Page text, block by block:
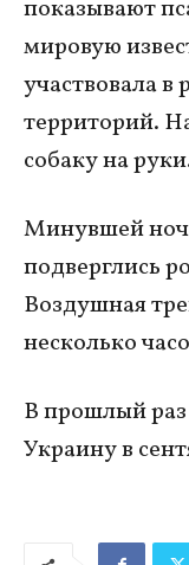
показывают
мировую
участвовала
территорий.
собаку на
Минувшей
подверглись
Воздушная
несколько
В прошлый
Украину в